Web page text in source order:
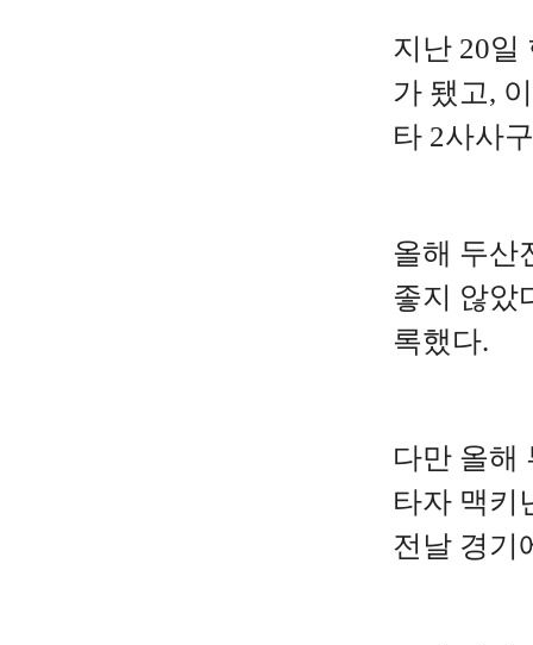
지난 20일
가 됐고,
타 2사사
올해 두산
좋지 않았
록했다.
다만 올해
타자 맥키
전날 경기